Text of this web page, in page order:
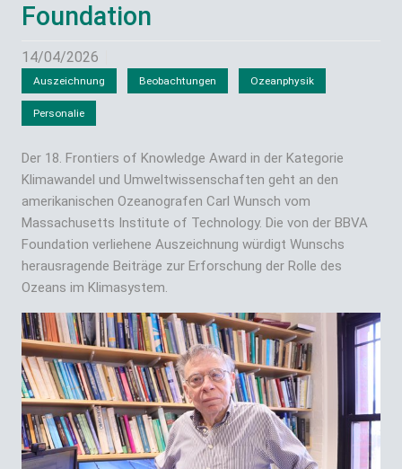
Foundation
14/04/2026
Auszeichnung Beobachtungen Ozeanphysik
Personalie
Der 18. Frontiers of Knowledge Award in der Kategorie
Klimawandel und Umweltwissenschaften geht an den
amerikanischen Ozeanografen Carl Wunsch vom
Massachusetts Institute of Technology. Die von der BBVA
Foundation verliehene Auszeichnung würdigt Wunschs
herausragende Beiträge zur Erforschung der Rolle des
Ozeans im Klimasystem.